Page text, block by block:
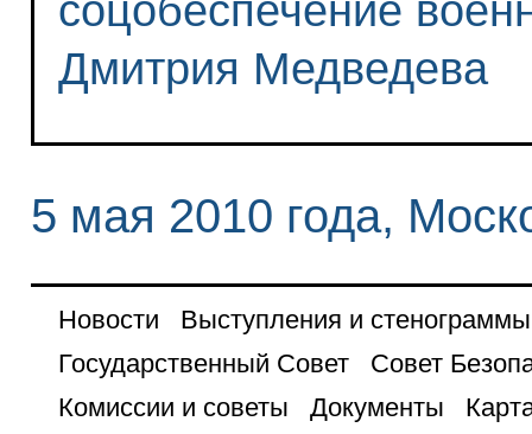
соцобеспечение
Дмитрия Медведева
5 мая 2010 года,
Новости
Выступления и стенограммы
Государственный Совет
Совет
Комиссии и советы
Документы